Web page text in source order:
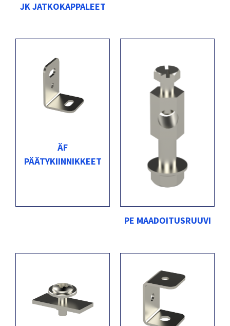
JK JATKOKAPPALEET
ÄF
PÄÄTYKIINNIKKEET
PE MAADOITUSRUUVI